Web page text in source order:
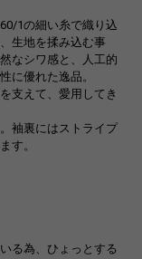
1の細い糸で織り込
生地を揉み込む事
なシワ感と、人工的
に優れた逸品。
支えて、愛用してき
袖裏にはストライプ
す。
る為、ひょっとする